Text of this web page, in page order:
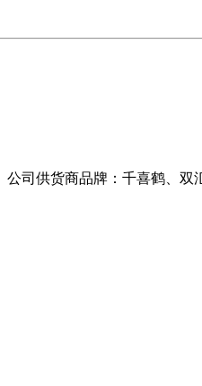
司供货商品牌：千喜鹤、双